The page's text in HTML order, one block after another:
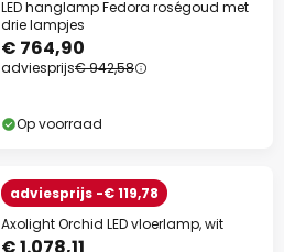
LED hanglamp Fedora roségoud met
drie lampjes
€ 764,90
adviesprijs€ 942,58
Op voorraad
adviesprijs -€ 119,78
Axolight Orchid LED vloerlamp, wit